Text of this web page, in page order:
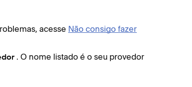
acesse Não consigo fazer
. O nome listado é o seu provedor